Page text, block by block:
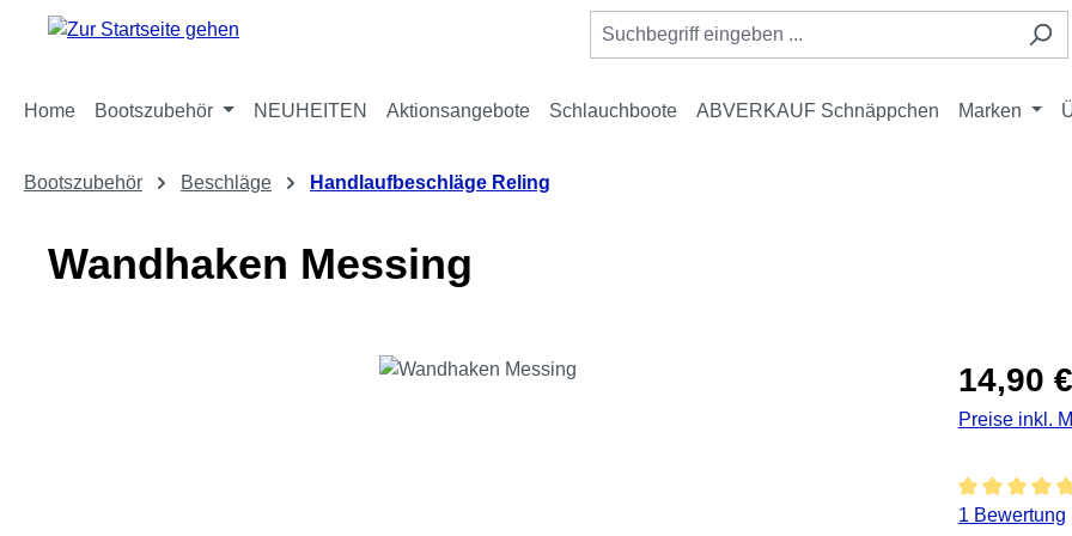
Hauptinhalt springen
Zur Suche springen
Zur Hauptnavigation springen
Home Bootszubehör NEUHEITEN Aktionsangebote Schlauchboote ABVERKAUF Schnäppchen Marken
Bootszubehör Beschläge Handlaufbeschläge Reling
Wandhaken Messing
Regulärer
14,90 €
Preise inkl.
1 Bewertung